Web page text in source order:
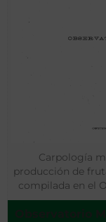
Carpología
producción de
compilada en el